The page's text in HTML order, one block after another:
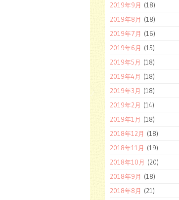
2019年9月 (18)
2019年8月 (18)
2019年7月 (16)
2019年6月 (15)
2019年5月 (18)
2019年4月 (18)
2019年3月 (18)
2019年2月 (14)
2019年1月 (18)
2018年12月 (18)
2018年11月 (19)
2018年10月 (20)
2018年9月 (18)
2018年8月 (21)